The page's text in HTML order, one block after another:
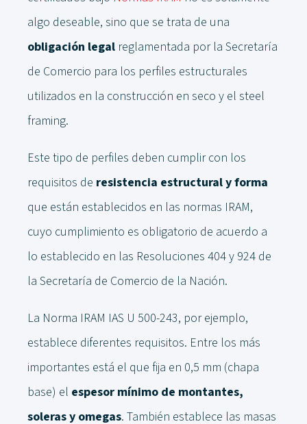
algo deseable, sino que se trata de una
obligación legal reglamentada por la Secretaría
de Comercio para los perfiles estructurales
utilizados en la construcción en seco y el steel
framing.
Este tipo de perfiles deben cumplir con los
requisitos de resistencia estructural y forma
que están establecidos en las normas IRAM,
cuyo cumplimiento es obligatorio de acuerdo a
lo establecido en las Resoluciones 404 y 924 de
la Secretaría de Comercio de la Nación.
La Norma IRAM IAS U 500-243, por ejemplo,
establece diferentes requisitos. Entre los más
importantes está el que fija en 0,5 mm (chapa
base) el espesor mínimo de montantes,
soleras y omegas. También establece las masas